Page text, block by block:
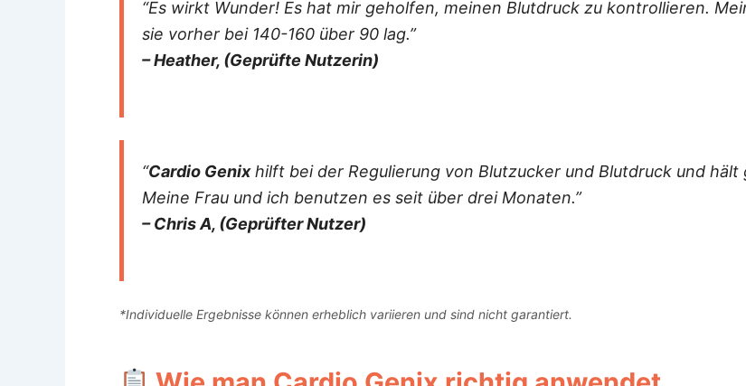
“Es wirkt Wunder! Es hat mir geholfen, meinen Blutdruck zu kontrollieren.
sie vorher bei 140-160 über 90 lag.”
– Heather, (Geprüfte Nutzerin)
“Cardio Genixhilft bei der Regulierung von Blutzucker und Blutdruck und
Meine Frau und ich benutzen es seit über drei Monaten.”
– Chris A, (Geprüfter Nutzer)
*Individuelle Ergebnisse können erheblich variieren und sind nicht garantiert.